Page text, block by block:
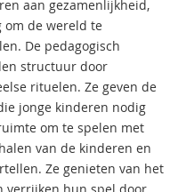
aan gezamenlijkheid,
om de wereld te
De pedagogisch
structuur door
rituelen. Ze geven de
jonge kinderen nodig
om te spelen met
van de kinderen en
Ze genieten van het